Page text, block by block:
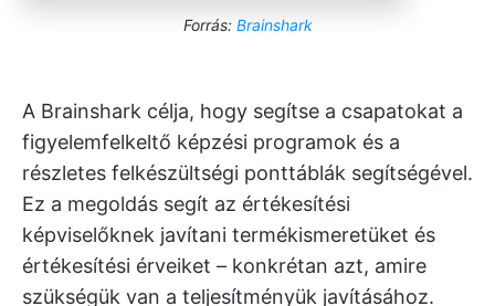
Forrás: Brainshark
A Brainshark célja, hogy segítse a csapatokat a
figyelemfelkeltő képzési programok és a
részletes felkészültségi ponttáblák segítségével.
Ez a megoldás segít az értékesítési
képviselőknek javítani termékismeretüket és
értékesítési érveiket – konkrétan azt, amire
szükségük van a teljesítményük javításához.